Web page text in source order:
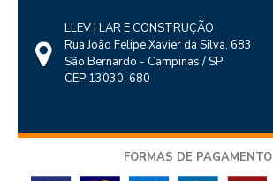
LLEV | LAR E CONSTRUÇÃO
Rua João Felipe Xavier da Silva, 683
São Bernardo - Campinas / SP
CEP 13030-680
FORMAS DE PAGAMENTO